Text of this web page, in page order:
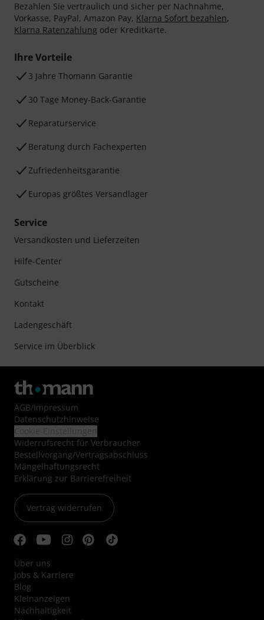
Bezahlen Sie vertraulich und sicher per Nachnahme,
Vorkasse, PayPal, Amazon Pay, Klarna Sofort bezahlen,
Klarna Ratenzahlung oder Kreditkarte.
Ihre Vorteile
3 Jahre Thomann Garantie
30 Tage Money-Back-Garantie
Reparaturservice
Beratung durch Fachexperten
Zufriedenheitsgarantie
Europas größtes Versandlager
Service
Versandkosten und Lieferzeiten
Hilfe-Center
Gutscheine
Kontakt
Ladengeschäft
Service im Überblick
AGB/Impressum
Datenschutzhinweise
Widerrufsrecht für Verbraucher
Bestellvorgang/Vertragsabschluss
Mängelhaftungsrecht
Erklärung zur Barrierefreiheit
Vertrag widerrufen
Über uns
Jobs & Karriere
Blog
Kleinanzeigen
Nachhaltigkeit